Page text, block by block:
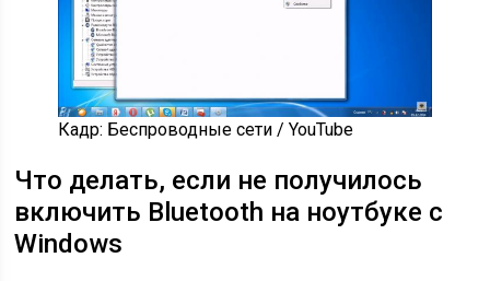
Кадр: Беспроводные сети / YouTube
Что делать, если не получилось
включить Bluetooth на ноутбуке с
Windows